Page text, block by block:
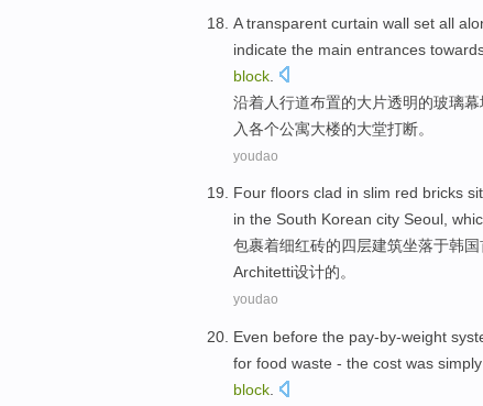
Atransparent curtain wall set all
indicate the main entrances
block
沿着人行道布置的大片透明的玻璃幕
入各个公寓大楼的大堂打断。
youdao
Four floors clad in slim red bricks sit
in the South Korean city Seoul,
包裹着细红砖的四层建筑坐落于韩国
Architetti设计的。
youdao
Even before the pay-by-weight
for food waste - the cost was simply
block